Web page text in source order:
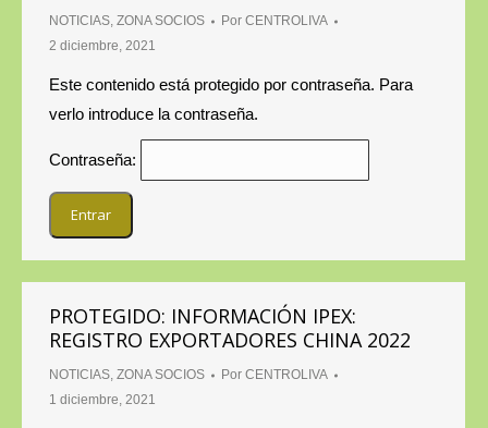
NOTICIAS, ZONA SOCIOS Por CENTROLIVA
2 diciembre, 2021
Este contenido está protegido por contraseña. Para
verlo introduce la contraseña.
Contraseña:
PROTEGIDO: INFORMACIÓN IPEX:
REGISTRO EXPORTADORES CHINA 2022
NOTICIAS, ZONA SOCIOS Por CENTROLIVA
1 diciembre, 2021